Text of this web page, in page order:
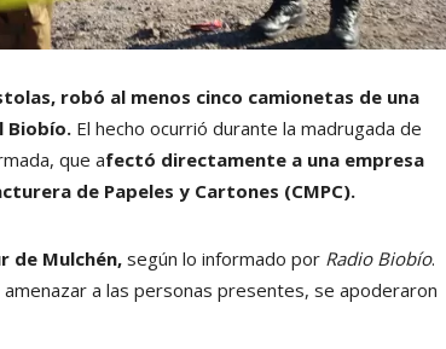
robó al menos cinco camionetas de una
Biobío. El hecho ocurrió durante la madrugada de
que afectó directamente a una empresa
de Papeles y Cartones (CMPC).
de Mulchén, según lo informado por Radio Biobío.
a las personas presentes, se apoderaron